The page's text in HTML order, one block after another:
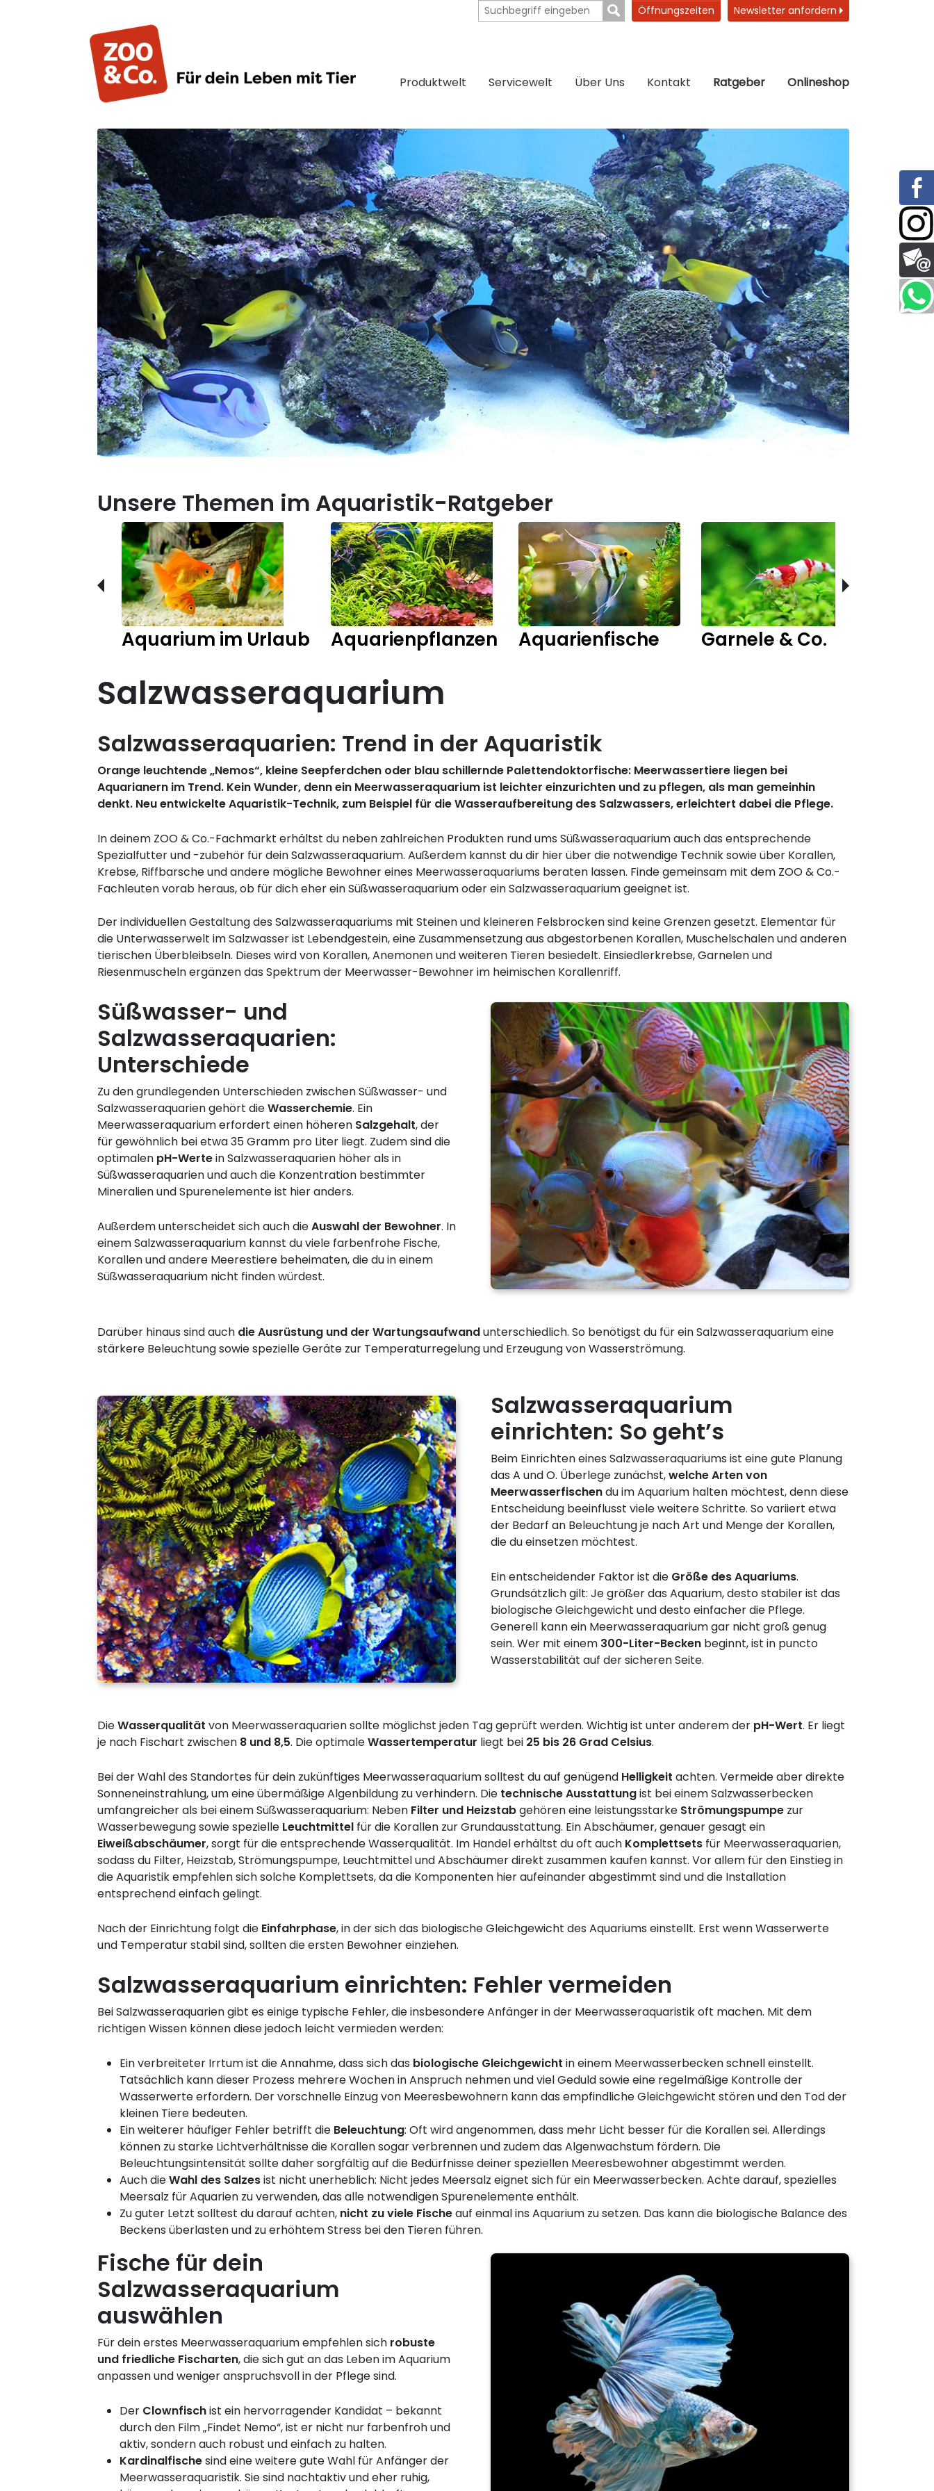
Öffnungszeiten Newsletter anfordern
Produktwelt Servicewelt Über Uns Kontakt Ratgeber Onlineshop
Unsere Themen im Aquaristik-Ratgeber
Aquarium im Urlaub Aquarienpflanzen Aquarienfische Garnele & Co.
Salzwasseraquarium
Salzwasseraquarien: Trend in der Aquaristik
Orange leuchtende „Nemos“, kleine Seepferdchen oder blau schillernde Palettendoktorfische: Meerwassertiere liegen bei
Aquarianern im Trend. Kein Wunder, denn ein Meerwasseraquarium ist leichter einzurichten und zu pflegen, als man gemeinhin
denkt. Neu entwickelte Aquaristik-Technik, zum Beispiel für die Wasseraufbereitung des Salzwassers, erleichtert dabei die Pflege.
In deinem ZOO & Co.-Fachmarkt erhältst du neben zahlreichen Produkten rund ums Süßwasseraquarium auch das entsprechende
Spezialfutter und -zubehör für dein Salzwasseraquarium. Außerdem kannst du dir hier über die notwendige Technik sowie über Korallen,
Krebse, Riffbarsche und andere mögliche Bewohner eines Meerwasseraquariums beraten lassen. Finde gemeinsam mit dem ZOO & Co.-
Fachleuten vorab heraus, ob für dich eher ein Süßwasseraquarium oder ein Salzwasseraquarium geeignet ist.
Der individuellen Gestaltung des Salzwasseraquariums mit Steinen und kleineren Felsbrocken sind keine Grenzen gesetzt. Elementar für
die Unterwasserwelt im Salzwasser ist Lebendgestein, eine Zusammensetzung aus abgestorbenen Korallen, Muschelschalen und anderen
tierischen Überbleibseln. Dieses wird von Korallen, Anemonen und weiteren Tieren besiedelt. Einsiedlerkrebse, Garnelen und
Riesenmuscheln ergänzen das Spektrum der Meerwasser-Bewohner im heimischen Korallenriff.
Süßwasser- und
Salzwasseraquarien:
Unterschiede
Zu den grundlegenden Unterschieden zwischen Süßwasser- und
Salzwasseraquarien gehört dieWasserchemie. Ein
Meerwasseraquarium erfordert einen höheren Salzgehalt, der
für gewöhnlich bei etwa 35 Gramm pro Liter liegt. Zudem sind die
optimalen pH-Wertein Salzwasseraquarien höher als in
Süßwasseraquarien und auch die Konzentration bestimmter
Mineralien und Spurenelemente ist hier anders.
Außerdem unterscheidet sich auch dieAuswahl der Bewohner. In
einem Salzwasseraquarium kannst du viele farbenfrohe Fische,
Korallen und andere Meerestiere beheimaten, die du in einem
Süßwasseraquarium nicht finden würdest.
Darüber hinaus sind auch die Ausrüstung und der Wartungsaufwandunterschiedlich. So benötigst du für ein Salzwasseraquarium eine
stärkere Beleuchtung sowie spezielle Geräte zur Temperaturregelung und Erzeugung von Wasserströmung.
Salzwasseraquarium
einrichten: So geht’s
Beim Einrichten eines Salzwasseraquariums ist eine gute Planung
das A und O. Überlege zunächst,welche Arten von
Meerwasserfischendu im Aquarium halten möchtest, denn diese
Entscheidung beeinflusst viele weitere Schritte. So variiert etwa
der Bedarf an Beleuchtung je nach Art und Menge der Korallen,
die du einsetzen möchtest.
Ein entscheidender Faktor ist die Größe des Aquariums.
Grundsätzlich gilt: Je größer das Aquarium, desto stabiler ist das
biologische Gleichgewicht und desto einfacher die Pflege.
Generell kann ein Meerwasseraquarium gar nicht groß genug
sein. Wer mit einem 300-Liter-Becken beginnt, ist in puncto
Wasserstabilität auf der sicheren Seite.
DieWasserqualität von Meerwasseraquarien sollte möglichst jeden Tag geprüft werden. Wichtig ist unter anderem der pH-Wert. Er liegt
je nach Fischart zwischen 8 und 8,5. Die optimaleWassertemperatur liegt bei 25 bis 26 Grad Celsius.
Bei der Wahl des Standortes für dein zukünftiges Meerwasseraquarium solltest du auf genügend Helligkeit achten. Vermeide aber direkte
Sonneneinstrahlung, um eine übermäßige Algenbildung zu verhindern. Die technische Ausstattungist bei einem Salzwasserbecken
umfangreicher als bei einem Süßwasseraquarium: Neben Filter und Heizstabgehören eine leistungsstarke Strömungspumpe zur
Wasserbewegung sowie spezielle Leuchtmittel für die Korallen zur Grundausstattung. Ein Abschäumer, genauer gesagt ein
Eiweißabschäumer, sorgt für die entsprechende Wasserqualität. Im Handel erhältst du oft auch Komplettsets für Meerwasseraquarien,
sodass du Filter, Heizstab, Strömungspumpe, Leuchtmittel und Abschäumer direkt zusammen kaufen kannst. Vor allem für den Einstieg in
die Aquaristik empfehlen sich solche Komplettsets, da die Komponenten hier aufeinander abgestimmt sind und die Installation
entsprechend einfach gelingt.
Nach der Einrichtung folgt die Einfahrphase, in der sich das biologische Gleichgewicht des Aquariums einstellt. Erst wenn Wasserwerte
und Temperatur stabil sind, sollten die ersten Bewohner einziehen.
Salzwasseraquarium einrichten: Fehler vermeiden
Bei Salzwasseraquarien gibt es einige typische Fehler, die insbesondere Anfänger in der Meerwasseraquaristik oft machen. Mit dem
richtigen Wissen können diese jedoch leicht vermieden werden:
Ein verbreiteter Irrtum ist die Annahme, dass sich das biologische Gleichgewicht in einem Meerwasserbecken schnell einstellt.
Tatsächlich kann dieser Prozess mehrere Wochen in Anspruch nehmen und viel Geduld sowie eine regelmäßige Kontrolle der
Wasserwerte erfordern. Der vorschnelle Einzug von Meeresbewohnern kann das empfindliche Gleichgewicht stören und den Tod der
kleinen Tiere bedeuten.
Ein weiterer häufiger Fehler betrifft die Beleuchtung: Oft wird angenommen, dass mehr Licht besser für die Korallen sei. Allerdings
können zu starke Lichtverhältnisse die Korallen sogar verbrennen und zudem das Algenwachstum fördern. Die
Beleuchtungsintensität sollte daher sorgfältig auf die Bedürfnisse deiner speziellen Meeresbewohner abgestimmt werden.
Auch dieWahl des Salzesist nicht unerheblich: Nicht jedes Meersalz eignet sich für ein Meerwasserbecken. Achte darauf, spezielles
Meersalz für Aquarien zu verwenden, das alle notwendigen Spurenelemente enthält.
Zu guter Letzt solltest du darauf achten, nicht zu viele Fischeauf einmal ins Aquarium zu setzen. Das kann die biologische Balance des
Beckens überlasten und zu erhöhtem Stress bei den Tieren führen.
Fische für dein
Salzwasseraquarium
auswählen
Für dein erstes Meerwasseraquarium empfehlen sich robuste
und friedliche Fischarten, die sich gut an das Leben im Aquarium
anpassen und weniger anspruchsvoll in der Pflege sind.
Der Clownfischist ein hervorragender Kandidat – bekannt
durch den Film „Findet Nemo“, ist er nicht nur farbenfroh und
aktiv, sondern auch robust und einfach zu halten.
Kardinalfischesind eine weitere gute Wahl für Anfänger der
Meerwasseraquaristik. Sie sind nachtaktiv und eher ruhig,